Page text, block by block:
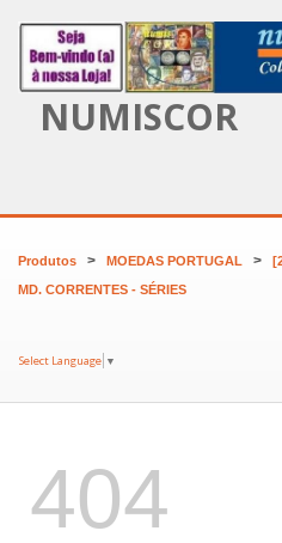
NUMISCOR
Produtos > MOEDAS PORTUGAL >
MD. CORRENTES - SÉRIES
Select Language ▼